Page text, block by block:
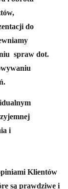
do
spraw dot.
i
Klientów
są prawdziwe i